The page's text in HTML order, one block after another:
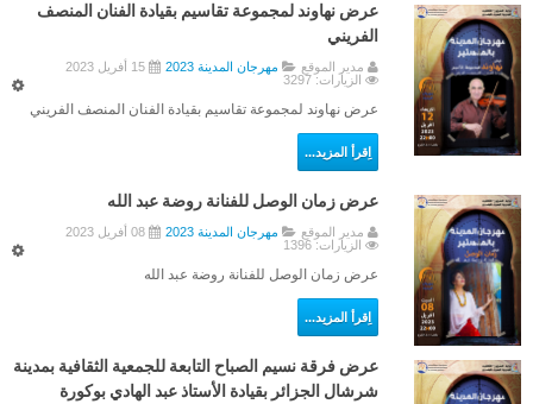
مهرجان المدينة 2016
الندوة العلمية الوطنية : القبروان و المنستير ..تاريخ و حضارة
الملتقى الدولي السادس للتراث المعماري المتوسطي
الإحتفال بذكرى المولد النبوي الشريف
أخبار المنستير
التهـــاني
الوفيـــات
حـالة الطقس
أصداء المنستير في الإعلام
عرض نهاوند لمجموعة تقاسيم بقيادة الفنان المنصف
الفريني
مدير الموقع مهرجان المدينة 2023
15 أفريل 2023
الزيارات: 3297
عرض نهاوند لمجموعة تقاسيم بقيادة الفنان المنصف الفريني
اِقرأ المزيد...
عرض زمان الوصل للفنانة روضة عبد الله
مدير الموقع مهرجان المدينة 2023
08 أفريل 2023
الزيارات: 1396
عرض زمان الوصل للفنانة روضة عبد الله
اِقرأ المزيد...
عرض فرقة نسيم الصباح التابعة للجمعية الثقافية بمدينة
شرشال الجزائر بقيادة الأستاذ عبد الهادي بوكورة